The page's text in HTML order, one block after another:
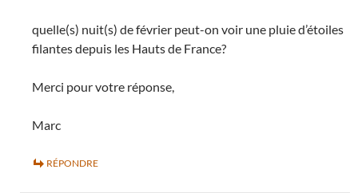
quelle(s) nuit(s) de février peut-on voir une pluie d’étoiles
filantes depuis les Hauts de France?
Merci pour votre réponse,
Marc
RÉPONDRE